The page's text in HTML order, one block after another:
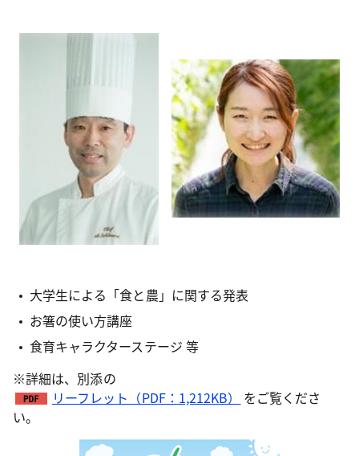
大学生による「食と農」に関する発表
お箸の使い方講座
食育キャラクターステージ 等
※詳細は、別添の
リーフレット（PDF：1,212KB）
をご覧くださ
い。